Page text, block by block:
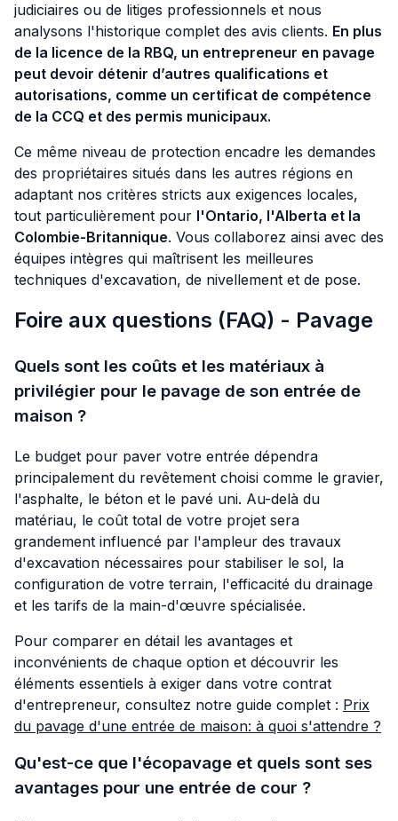
judiciaires ou de litiges professionnels et nous
analysons l'historique complet des avis clients. En plus
de la licence de la RBQ, un entrepreneur en pavage
peut devoir détenir d’autres qualifications et
autorisations, comme un certificat de compétence
de la CCQ et des permis municipaux.
Ce même niveau de protection encadre les demandes
des propriétaires situés dans les autres régions en
adaptant nos critères stricts aux exigences locales,
tout particulièrement pour l'Ontario, l'Alberta et la
Colombie-Britannique. Vous collaborez ainsi avec des
équipes intègres qui maîtrisent les meilleures
techniques d'excavation, de nivellement et de pose.
Foire aux questions (FAQ) - Pavage
Quels sont les coûts et les matériaux à
privilégier pour le pavage de son entrée de
maison ?
Le budget pour paver votre entrée dépendra
principalement du revêtement choisi comme le gravier,
l'asphalte, le béton et le pavé uni. Au-delà du
matériau, le coût total de votre projet sera
grandement influencé par l'ampleur des travaux
d'excavation nécessaires pour stabiliser le sol, la
configuration de votre terrain, l'efficacité du drainage
et les tarifs de la main-d'œuvre spécialisée.
Pour comparer en détail les avantages et
inconvénients de chaque option et découvrir les
éléments essentiels à exiger dans votre contrat
d'entrepreneur, consultez notre guide complet : Prix
du pavage d'une entrée de maison: à quoi s'attendre ?
Qu'est-ce que l'écopavage et quels sont ses
avantages pour une entrée de cour ?